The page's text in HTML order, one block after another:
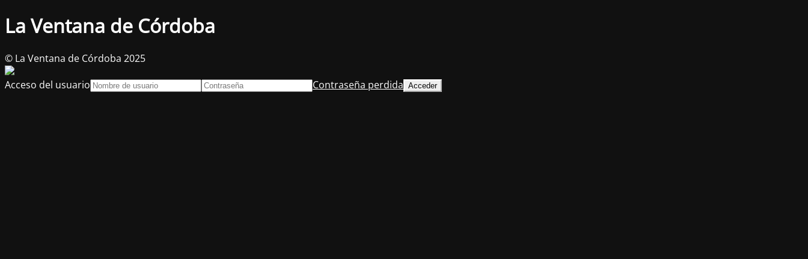
La Ventana de Córdoba
© La Ventana de Córdoba 2025
Acceso del usuario
Contraseña perdida